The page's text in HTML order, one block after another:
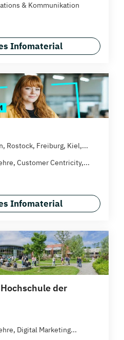
& Kommunikation
Infomaterial
Rostock, Freiburg, Kiel,...
Customer Centricity,...
Infomaterial
der
Digital Marketing...